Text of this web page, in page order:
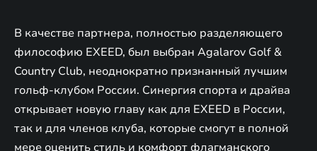
В качестве партнера, полностью разделяющего
философию EXEED, был выбран Agalarov Golf &
Country Club, неоднократно признанный лучшим
гольф-клубом России. Синергия спорта и драйва
открывает новую главу как для EXEED в России,
так и для членов клуба, которые смогут в полной
мере оценить стиль и комфорт флагманского